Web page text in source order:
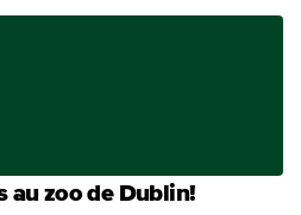
au zoo de Dublin!